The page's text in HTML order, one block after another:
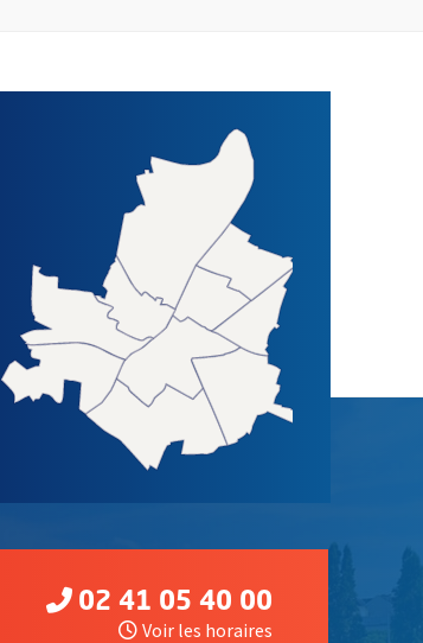
DE LA VILLE D'ANGERS
02 41 05 40 00
Voir les horaires